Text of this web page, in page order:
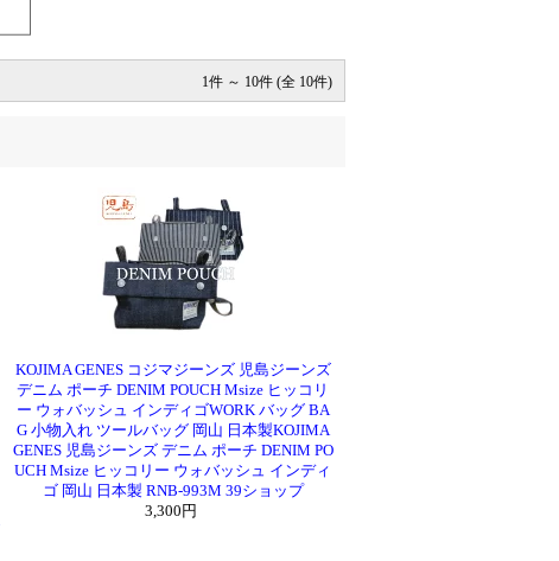
1件 ～ 10件 (全 10件)
KOJIMA GENES コジマジーンズ 児島ジーンズ
デニム ポーチ DENIM POUCH Msize ヒッコリ
ー ウォバッシュ インディゴWORK バッグ BA
G 小物入れ ツールバッグ 岡山 日本製KOJIMA
GENES 児島ジーンズ デニム ポーチ DENIM PO
UCH Msize ヒッコリー ウォバッシュ インディ
ゴ 岡山 日本製 RNB-993M 39ショップ
3,300円